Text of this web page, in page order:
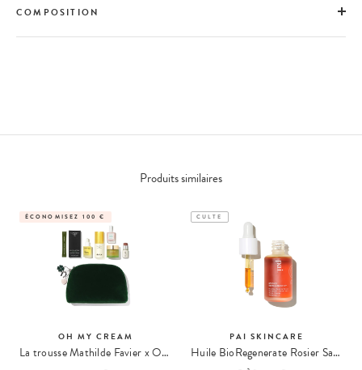
COMPOSITION
Produits similaires
ÉCONOMISEZ 100 €
OH MY CREAM
La trousse Mathilde Favier x Oh My Cream
CULTE
PAI SKINCARE
Huile BioRegenerate Rosier Sauvage